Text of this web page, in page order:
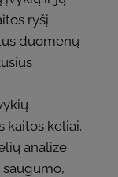
ryšį.
duomenų
kaitos keliai.
analize